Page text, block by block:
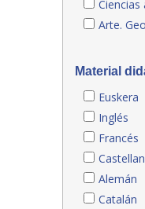
Ciencias
Arte.
Material
Euskera
Inglés
Francés
Alemán
Catalán